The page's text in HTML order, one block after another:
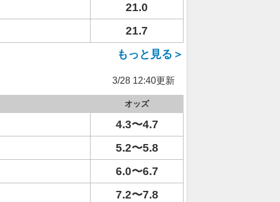
21.0
21.7
もっと見る＞
3/28 12:40更新
オッズ
4.3〜4.7
5.2〜5.8
6.0〜6.7
7.2〜7.8